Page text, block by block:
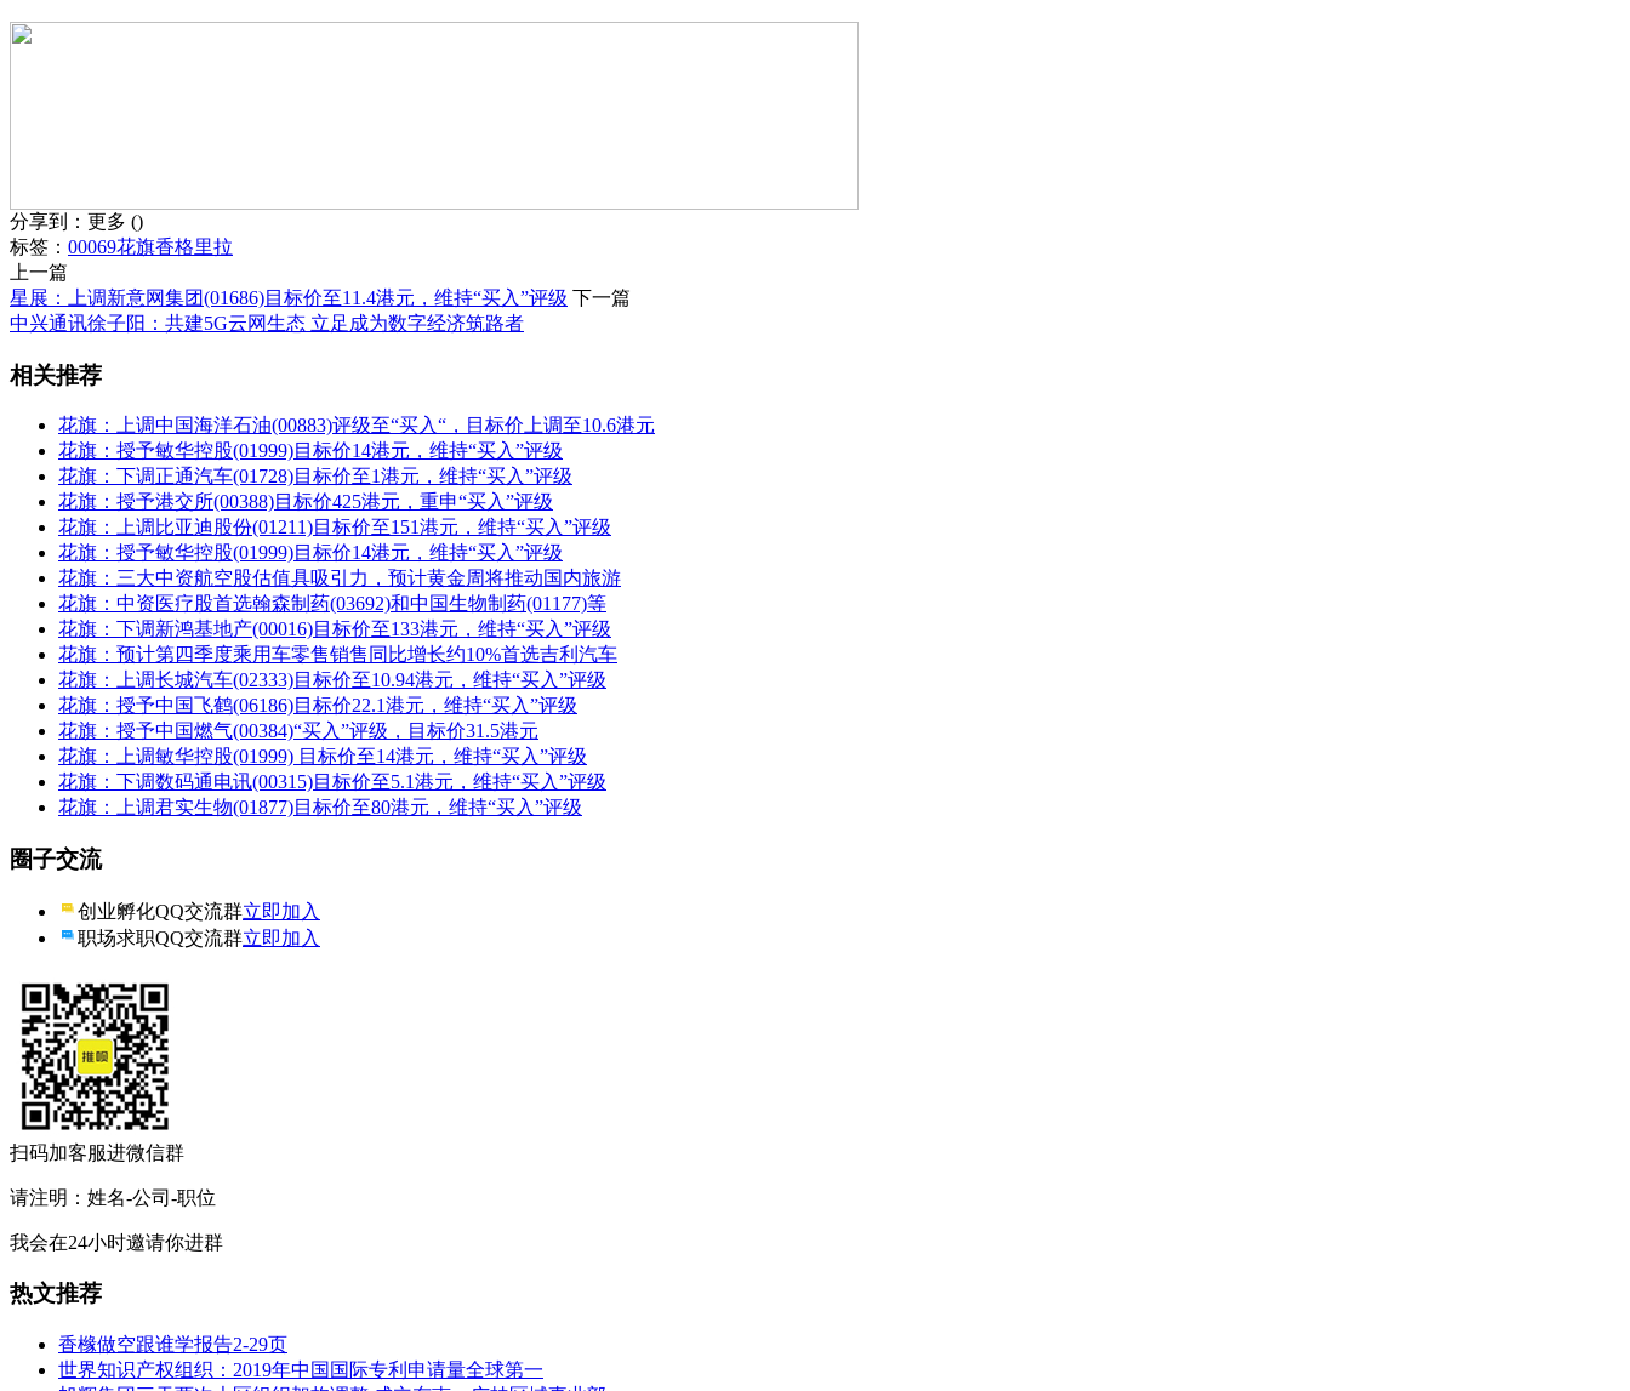
分享到： 更多 ()
标签： 00069花旗香格里拉
上一篇
星展：上调新意网集团(01686)目标价至11.4港元，维持“买入”评级 下一篇
中兴通讯徐子阳：共建5G云网生态 立足成为数字经济筑路者
相关推荐
花旗：上调中国海洋石油(00883)评级至“买入“，目标价上调至10.6港元
花旗：授予敏华控股(01999)目标价14港元，维持“买入”评级
花旗：下调正通汽车(01728)目标价至1港元，维持“买入”评级
花旗：授予港交所(00388)目标价425港元，重申“买入”评级
花旗：上调比亚迪股份(01211)目标价至151港元，维持“买入”评级
花旗：授予敏华控股(01999)目标价14港元，维持“买入”评级
花旗：三大中资航空股估值具吸引力，预计黄金周将推动国内旅游
花旗：中资医疗股首选翰森制药(03692)和中国生物制药(01177)等
花旗：下调新鸿基地产(00016)目标价至133港元，维持“买入”评级
花旗：预计第四季度乘用车零售销售同比增长约10%首选吉利汽车
花旗：上调长城汽车(02333)目标价至10.94港元，维持“买入”评级
花旗：授予中国飞鹤(06186)目标价22.1港元，维持“买入”评级
花旗：授予中国燃气(00384)“买入”评级，目标价31.5港元
花旗：上调敏华控股(01999) 目标价至14港元，维持“买入”评级
花旗：下调数码通电讯(00315)目标价至5.1港元，维持“买入”评级
花旗：上调君实生物(01877)目标价至80港元，维持“买入”评级
圈子交流
创业孵化QQ交流群立即加入
职场求职QQ交流群立即加入
扫码加客服进微信群
请注明：姓名-公司-职位
我会在24小时邀请你进群
热文推荐
香橼做空跟谁学报告2-29页
世界知识产权组织：2019年中国国际专利申请量全球第一